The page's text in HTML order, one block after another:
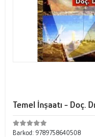
Temel İnşaatı - Doç.
Barkod: 9789758640508